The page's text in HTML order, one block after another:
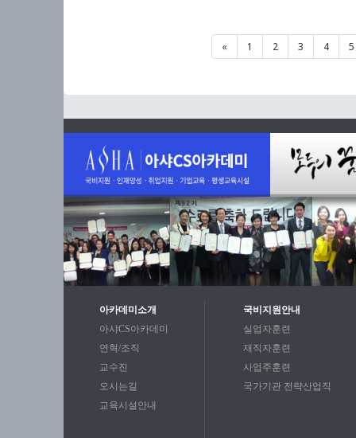
« 1 2 3 4 5
아카데미소개
아샤CS아카데미
연혁/조직
교수진
오시는길
교육시설안내
국비지원안내
실업자훈련
재직자훈련
사업주훈련
국가기관 전략산업직